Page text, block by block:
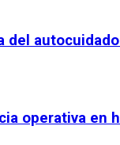
del
operativa